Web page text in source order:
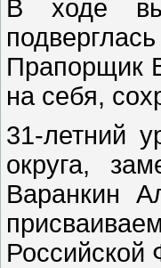
В ходе
Прапорщик
на себя,
31-летний
округа,
Варанкин
Российской